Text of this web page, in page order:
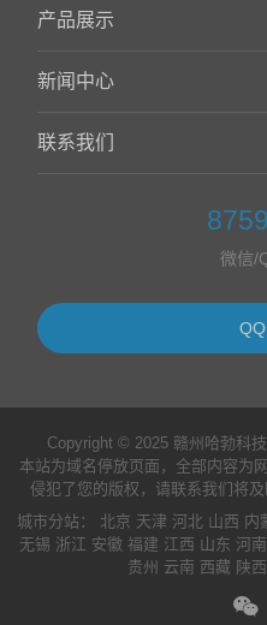
产品展示
新闻中心
联系我们
微信/
Copyright © 2025 赣州哈勃科
本站为域名停放页面，全部内容为
侵犯了您的版权，请联系我们将
城市分站： 北京 天津 河北 山西 内
无锡 浙江 安徽 福建 江西 山东 河南
贵州 云南 西藏 陕西